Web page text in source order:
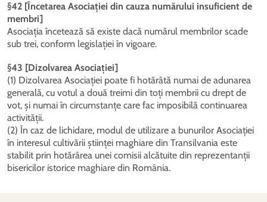
§42 [Încetarea Asociației din cauza numărului insuficient de
membri]
Asociația încetează să existe dacă numărul membrilor scade
sub trei, conform legislației în vigoare.
§43 [Dizolvarea Asociației]
(1) Dizolvarea Asociației poate fi hotărâtă numai de adunarea
generală, cu votul a două treimi din toți membrii cu drept de
vot, și numai în circumstanțe care fac imposibilă continuarea
activității.
(2) În caz de lichidare, modul de utilizare a bunurilor Asociației
în interesul cultivării științei maghiare din Transilvania este
stabilit prin hotărârea unei comisii alcătuite din reprezentanții
bisericilor istorice maghiare din România.